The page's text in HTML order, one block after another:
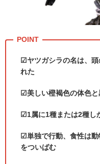
☑ヤツガシラの名は、頭
れた
☑美しい橙褐色の体色
☑1属に1種または2種し
☑単独で行動、食性は
をついばむ